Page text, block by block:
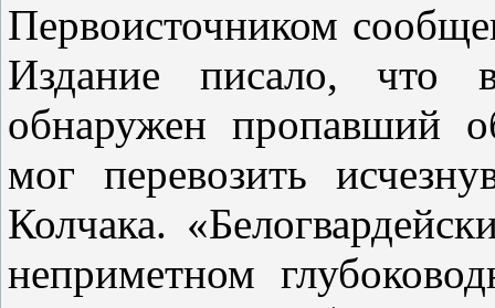
Первоисточником
Издание писало, что
обнаружен пропавший
мог перевозить
Колчака.
неприметном